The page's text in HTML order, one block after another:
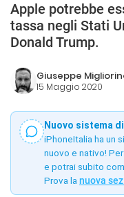
Apple potrebbe
tassa negli Stati
Donald Trump.
Giuseppe
15 Maggio 2020
Nuovo sistema
iPhoneItalia ha un
nuovo e nativo!
e potrai subito
Prova la nuova